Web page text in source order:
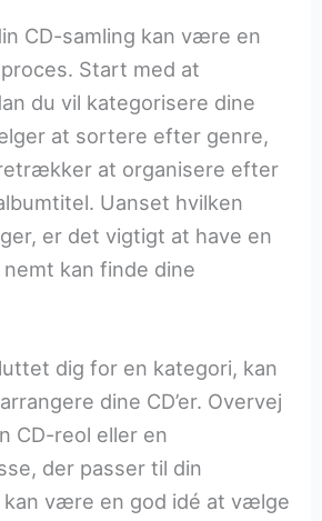
CD-samling kan være en
Start med at
du vil kategorisere dine
at sortere efter genre,
at organisere efter
Uanset hvilken
er det vigtigt at have en
nemt kan finde dine
dig for en kategori, kan
dine CD’er. Overvej
CD-reol eller en
der passer til din
kan være en god idé at vælge